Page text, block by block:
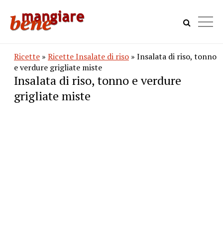
Ricette » Ricette Insalate di riso » Insalata di riso, tonno
e verdure grigliate miste
Insalata di riso, tonno e verdure
grigliate miste